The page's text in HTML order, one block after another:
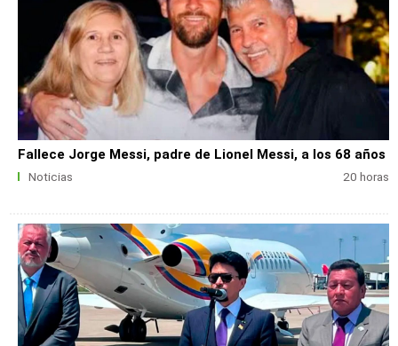
Fallece Jorge Messi, padre de Lionel Messi, a los 68 años
Noticias 20 horas